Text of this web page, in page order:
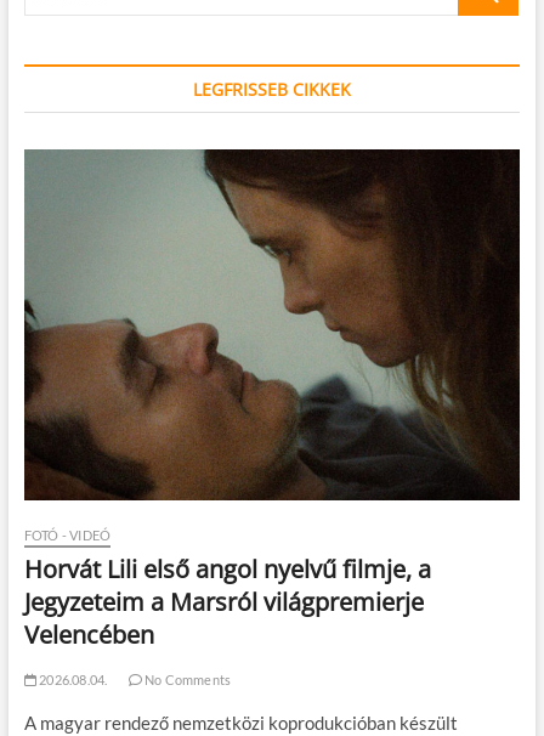
LEGFRISSEB CIKKEK
FOTÓ - VIDEÓ
Horvát Lili első angol nyelvű filmje, a
Jegyzeteim a Marsról világpremierje
Velencében
2026.08.04. No Comments
A magyar rendező nemzetközi koprodukcióban készült